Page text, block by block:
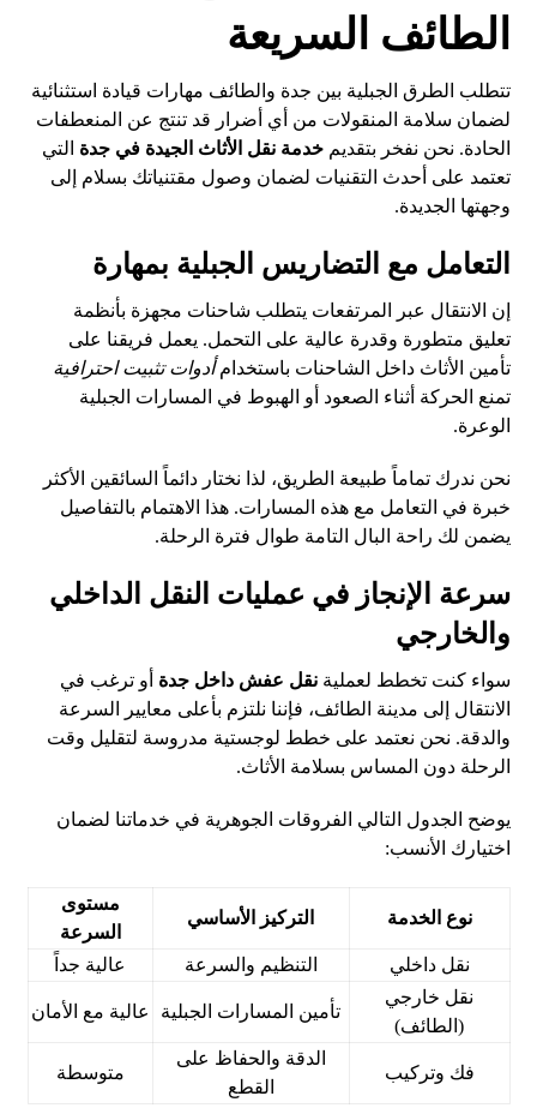
الطائف السريعة
تتطلب الطرق الجبلية بين جدة والطائف مهارات قيادة استثنائية
لضمان سلامة المنقولات من أي أضرار قد تنتج عن المنعطفات
الحادة. نحن نفخر بتقديمخدمة نقل الأثاث الجيدة في جدة التي
تعتمد على أحدث التقنيات لضمان وصول مقتنياتك بسلام إلى
وجهتها الجديدة.
التعامل مع التضاريس الجبلية بمهارة
إن الانتقال عبر المرتفعات يتطلب شاحنات مجهزة بأنظمة
تعليق متطورة وقدرة عالية على التحمل. يعمل فريقنا على
تأمين الأثاث داخل الشاحنات باستخدامأدوات تثبيت احترافية
تمنع الحركة أثناء الصعود أو الهبوط في المسارات الجبلية
الوعرة.
نحن ندرك تماماً طبيعة الطريق، لذا نختار دائماً السائقين الأكثر
خبرة في التعامل مع هذه المسارات. هذا الاهتمام بالتفاصيل
يضمن لك راحة البال التامة طوال فترة الرحلة.
سرعة الإنجاز في عمليات النقل الداخلي
والخارجي
سواء كنت تخطط لعمليةنقل عفش داخل جدة أو ترغب في
الانتقال إلى مدينة الطائف، فإننا نلتزم بأعلى معايير السرعة
والدقة. نحن نعتمد على خطط لوجستية مدروسة لتقليل وقت
الرحلة دون المساس بسلامة الأثاث.
يوضح الجدول التالي الفروقات الجوهرية في خدماتنا لضمان
اختيارك الأنسب:
نوع الخدمة التركيز الأساسي
مستوى
السرعة
نقل داخلي
التنظيم والسرعة
عالية جداً
نقل خارجي
(الطائف)
تأمين المسارات الجبلية عالية مع الأمان
فك وتركيب
الدقة والحفاظ على
القطع
متوسطة